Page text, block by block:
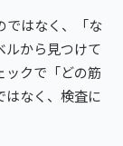
ではなく、「な
ルから見つけて
ックで「どの筋
はなく、検査に